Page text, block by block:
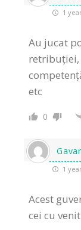
1
Au jucat
retribuției,
etc
0
1
Acest
cei cu